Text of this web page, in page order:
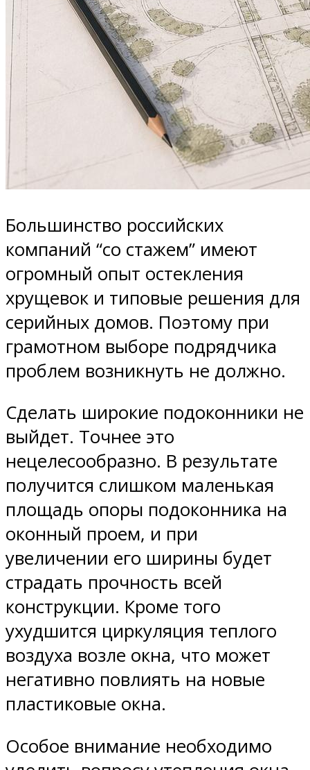
Большинство российских
компаний “со стажем” имеют
огромный опыт остекления
хрущевок и типовые решения для
серийных домов. Поэтому при
грамотном выборе подрядчика
проблем возникнуть не должно.
Сделать широкие подоконники не
выйдет. Точнее это
нецелесообразно. В результате
получится слишком маленькая
площадь опоры подоконника на
оконный проем, и при
увеличении его ширины будет
страдать прочность всей
конструкции. Кроме того
ухудшится циркуляция теплого
воздуха возле окна, что может
негативно повлиять на новые
пластиковые окна.
Особое внимание необходимо